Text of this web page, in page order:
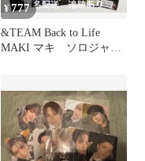
¥777
&TEAM Back to Life
MAKI マキ ソロジャ